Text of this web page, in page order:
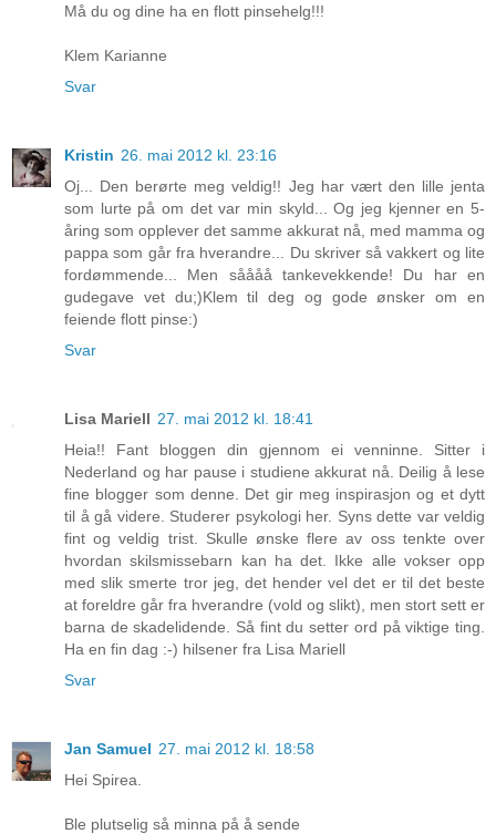
Må du og dine ha en flott pinsehelg!!!
Klem Karianne
Svar
Kristin 26. mai 2012 kl. 23:16
Oj... Den berørte meg veldig!! Jeg har vært den lille jenta
som lurte på om det var min skyld... Og jeg kjenner en 5-
åring som opplever det samme akkurat nå, med mamma og
pappa som går fra hverandre... Du skriver så vakkert og lite
fordømmende... Men såååå tankevekkende! Du har en
gudegave vet du;)Klem til deg og gode ønsker om en
feiende flott pinse:)
Svar
Lisa Mariell 27. mai 2012 kl. 18:41
Heia!! Fant bloggen din gjennom ei venninne. Sitter i
Nederland og har pause i studiene akkurat nå. Deilig å lese
fine blogger som denne. Det gir meg inspirasjon og et dytt
til å gå videre. Studerer psykologi her. Syns dette var veldig
fint og veldig trist. Skulle ønske flere av oss tenkte over
hvordan skilsmissebarn kan ha det. Ikke alle vokser opp
med slik smerte tror jeg, det hender vel det er til det beste
at foreldre går fra hverandre (vold og slikt), men stort sett er
barna de skadelidende. Så fint du setter ord på viktige ting.
Ha en fin dag :-) hilsener fra Lisa Mariell
Svar
Jan Samuel 27. mai 2012 kl. 18:58
Hei Spirea.
Ble plutselig så minna på å sende